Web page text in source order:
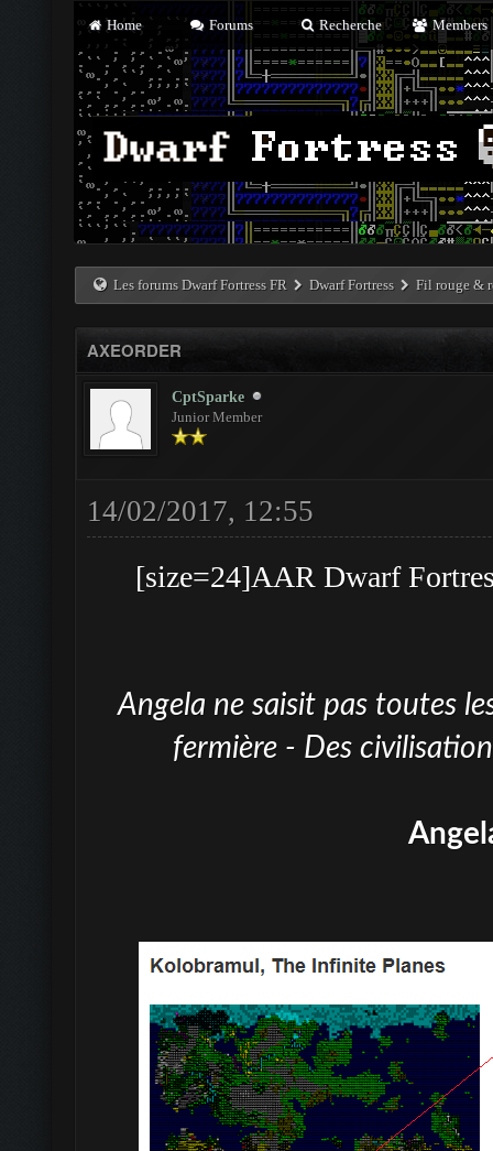
Home Forums Recherche Members
Les forums Dwarf Fortress FR Dwarf Fortress Fil rouge &
AXEORDER
CptSparke
Junior Member
14/02/2017, 12:55
[size=24]AAR Dwarf
Angela ne saisit pas toutes
fermière - Des